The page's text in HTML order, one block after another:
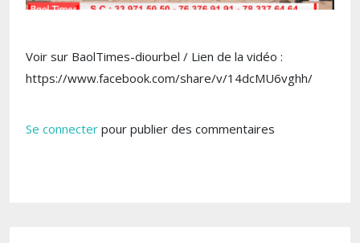
Voir sur BaolTimes-diourbel / Lien de la vidéo :
https://www.facebook.com/share/v/14dcMU6vghh/
Se connecter pour publier des commentaires